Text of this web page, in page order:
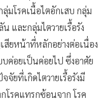
มโรคเนื้อไตอักเสบ กลุ่ม
และกลุ่มไตวายเรื้อรัง
สียหน้าที่หลักอย่างต่อเนื่อง
ค่อยเป็นค่อยไป ซึ่งอาศัย
จัยที่เกิดไตวายเรื้อรังมี
โรคแทรกซ้อนจาก โรค